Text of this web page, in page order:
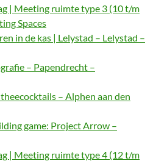
| Meeting ruimte type 3 (10 t/m
Spaces
in de kas | Lelystad – Lelystad –
– Papendrecht –
– Alphen aan den
game: Project Arrow –
| Meeting ruimte type 4 (12 t/m